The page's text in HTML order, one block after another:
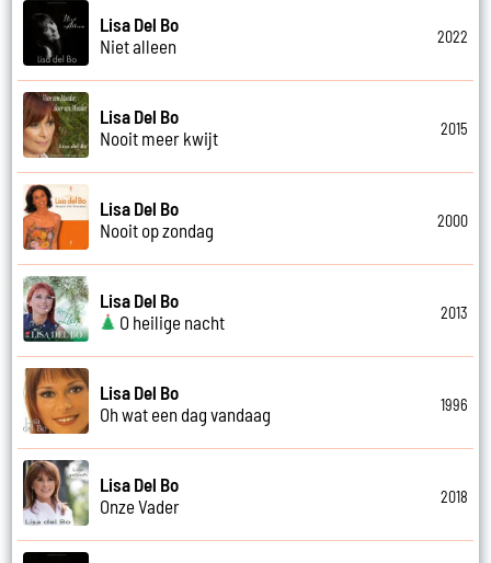
Lisa Del Bo
Niet alleen
2022
Lisa Del Bo
Nooit meer kwijt
2015
Lisa Del Bo
Nooit op zondag
2000
Lisa Del Bo
O heilige nacht
2013
Lisa Del Bo
Oh wat een dag vandaag
1996
Lisa Del Bo
Onze Vader
2018